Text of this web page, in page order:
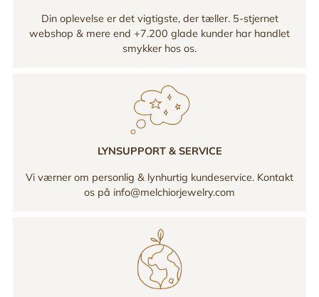
Din oplevelse er det vigtigste, der tæller. 5-stjernet
webshop & mere end +7.200 glade kunder har handlet
smykker hos os.
LYNSUPPORT & SERVICE
Vi værner om personlig & lynhurtig kundeservice. Kontakt
os på info@melchiorjewelry.com